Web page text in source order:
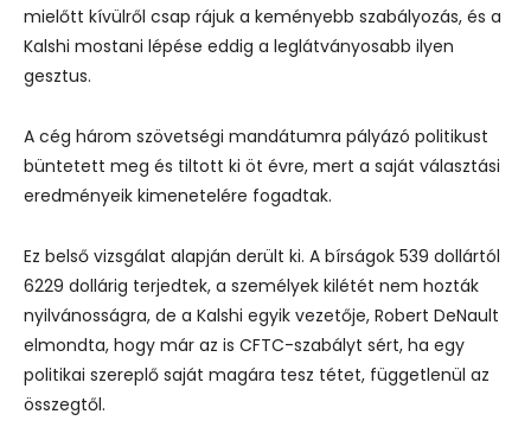
mielőtt kívülről csap rájuk a keményebb szabályozás, és a
Kalshi mostani lépése eddig a leglátványosabb ilyen
gesztus.
A cég három szövetségi mandátumra pályázó politikust
büntetett meg és tiltott ki öt évre, mert a saját választási
eredményeik kimenetelére fogadtak.
Ez belső vizsgálat alapján derült ki. A bírságok 539 dollártól
6229 dollárig terjedtek, a személyek kilétét nem hozták
nyilvánosságra, de a Kalshi egyik vezetője, Robert DeNault
elmondta, hogy már az is CFTC-szabályt sért, ha egy
politikai szereplő saját magára tesz tétet, függetlenül az
összegtől.